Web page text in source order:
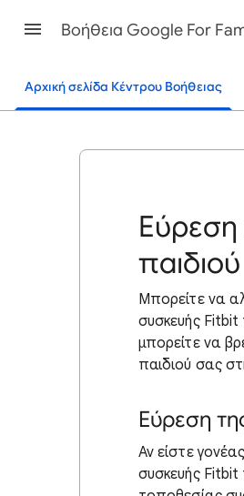
Βοήθεια Google For
Αρχική σελίδα Κέντρου Βοήθειας
Εύρεση
Μπορείτε να
συσκευής Fitbit
μπορείτε να
παιδιού σας
Εύρεση
Αν είστε
συσκευής Fitbit